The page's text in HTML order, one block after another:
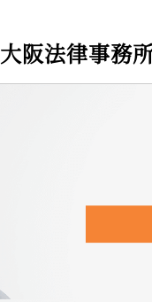
大阪法律事務